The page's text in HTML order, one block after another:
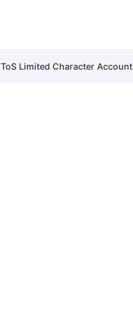
ToS Limited Character Account